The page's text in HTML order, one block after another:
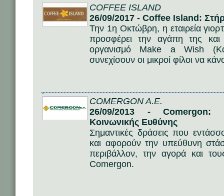
COFFEE ISLAND
26/09/2017 - Coffee Island:
Την 1η Οκτώβρη, η εταιρεία
προσφέρει την αγάπη της
οργανισμό Make a Wish
συνεχίσουν οι μικροί φίλοι να
COMERGON A.E.
26/09/2013 - Comergon:
Κοινωνικής Ευθύνης
Σημαντικές δράσεις που
και αφορούν την υπεύθυνη
περιβάλλον, την αγορά και
Comergon.